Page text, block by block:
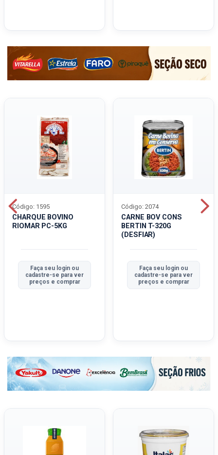
CHARQUE BOVINO
RIOMAR PC-5KG
Código: 1595
Faça seu login ou
cadastre-se para ver
preços e comprar
CARNE BOV CONS
BERTIN T-320G
(DESFIAR)
Código: 2074
Faça seu login ou
cadastre-se para ver
preços e comprar